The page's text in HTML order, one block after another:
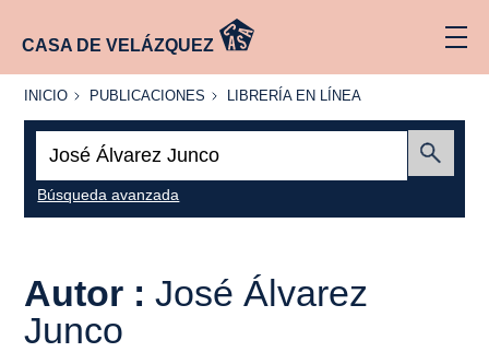
CASA DE VELÁZQUEZ
INICIO
INICIO PUBLICACIONES
PUBLICACIONES
LIBRERÍA
LÍNEA
LIBRERÍA EN LÍNEA
Búsqueda avanzada
Autor :José Álvarez
Junco